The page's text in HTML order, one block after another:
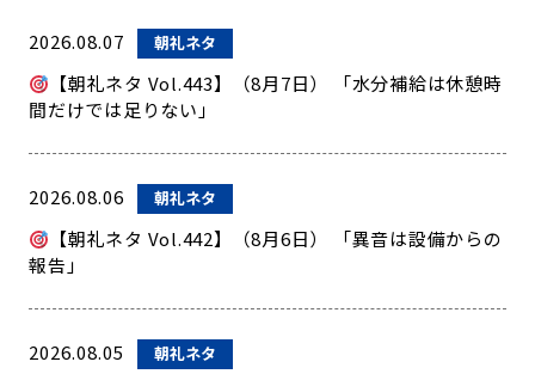
2026.08.07 朝礼ネタ
【朝礼ネタ Vol.443】（8月7日） 「水分補給は休憩時
間だけでは足りない」
2026.08.06 朝礼ネタ
【朝礼ネタ Vol.442】（8月6日） 「異音は設備からの
報告」
2026.08.05 朝礼ネタ